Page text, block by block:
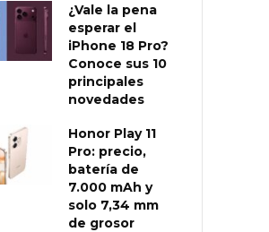
¿Vale la pena
esperar el
iPhone 18 Pro?
Conoce sus 10
principales
novedades
Honor Play 11
Pro: precio,
batería de
7.000 mAh y
solo 7,34 mm
de grosor